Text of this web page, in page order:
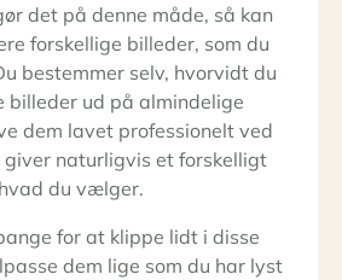
det på denne måde, så kan
forskellige billeder, som du
bestemmer selv, hvorvidt du
billeder ud på almindelige
dem lavet professionelt ved
naturligvis et forskelligt
du vælger.
for at klippe lidt i disse
dem lige som du har lyst